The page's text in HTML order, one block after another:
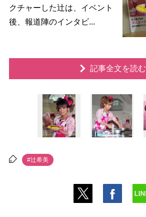
クチャーした辻は、イベント
後、報道陣のインタビ...
記事全文を読む
#辻希美